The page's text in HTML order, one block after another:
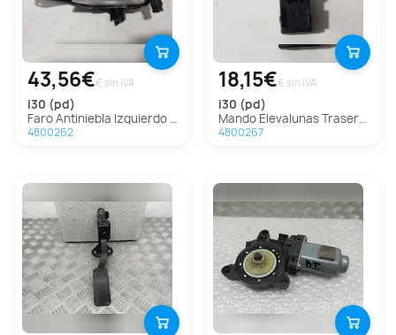
43,56€€ sin IVA
i30 (pd)
Faro Antiniebla Izquierdo para Hyundai I30 (Pd)
4800262
18,15€€ sin IVA
i30 (pd)
Mando Elevalunas Trasero Izquierdo para Hyundai I30 (Pd)
4800267